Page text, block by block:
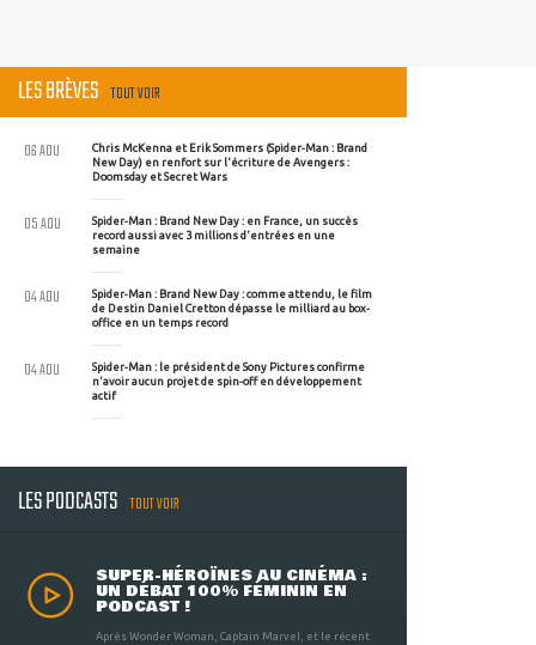
LES BRÈVES TOUT VOIR
Chris McKenna et Erik Sommers (Spider-Man : Brand
New Day) en renfort sur l'écriture de Avengers :
Doomsday et Secret Wars
06 AOU
Spider-Man : Brand New Day : en France, un succès
record aussi avec 3 millions d'entrées en une
semaine
05 AOU
Spider-Man : Brand New Day : comme attendu, le film
de Destin Daniel Cretton dépasse le milliard au box-
office en un temps record
04 AOU
Spider-Man : le président de Sony Pictures confirme
n'avoir aucun projet de spin-off en développement
actif
04 AOU
LES PODCASTS TOUT VOIR
SUPER-HÉROÏNES AU CINÉMA :
UN DÉBAT 100% FÉMININ EN
PODCAST !
Après Wonder Woman, Captain Marvel, et le récent